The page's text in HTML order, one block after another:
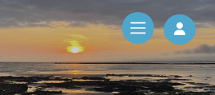
Log